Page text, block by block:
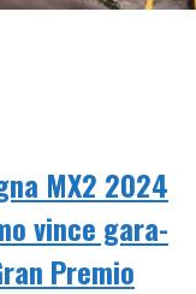
MX2 2024
vince gara-
Premio